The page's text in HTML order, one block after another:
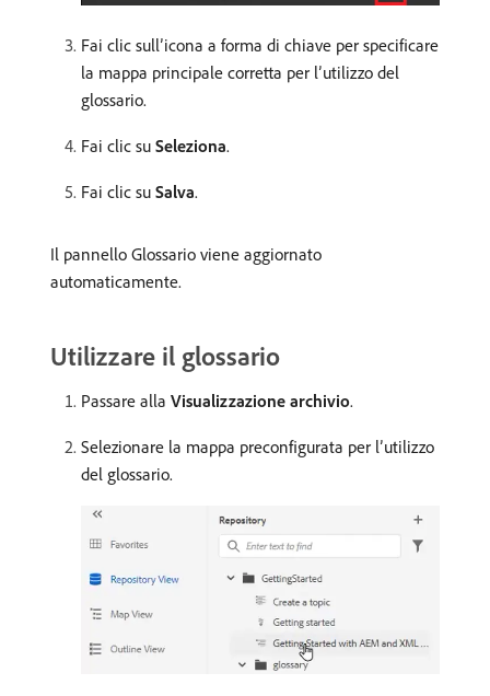
Fai clic sull’icona a forma di chiave per specificare
la mappa principale corretta per l’utilizzo del
glossario.
Fai clic su Seleziona.
Fai clic su Salva.
Il pannello Glossario viene aggiornato
automaticamente.
Utilizzare il glossario
Passare alla Visualizzazione archivio.
Selezionare la mappa preconfigurata per l’utilizzo
del glossario.